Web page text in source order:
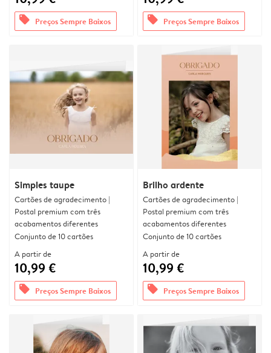
offers Preços Sempre Baixos offers Preços Sempre Baixos
Simples taupe
Cartões de agradecimento |
Postal premium com três
acabamentos diferentes
Conjunto de 10 cartões
A partir de
10,99 €
offers Preços Sempre Baixos
Brilho ardente
Cartões de agradecimento |
Postal premium com três
acabamentos diferentes
Conjunto de 10 cartões
A partir de
10,99 €
offers Preços Sempre Baixos